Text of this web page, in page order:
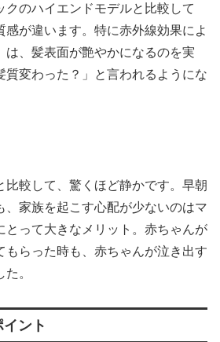
クのハイエンドモデルと比較して
感が違います。特に赤外線効果によ
は、髪表面が艶やかになるのを実
質変わった？」と言われるようにな
比較して、驚くほど静かです。早朝
、家族を起こす心配が少ないのはマ
とって大きなメリット。赤ちゃんが
もらった時も、赤ちゃんが泣き出す
。
ント